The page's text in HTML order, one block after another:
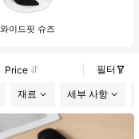
와이드핏 슈즈
Price 필터
재료 세부 사항